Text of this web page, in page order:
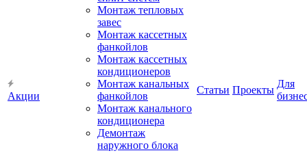
Акции
Монтаж тепловых
завес
Монтаж кассетных
фанкойлов
Монтаж кассетных
кондиционеров
Монтаж канальных
фанкойлов
Монтаж канального
кондиционера
Демонтаж
наружного блока
Статьи Проекты
Для